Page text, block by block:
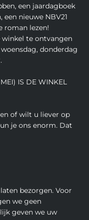
een jaardagboek
nieuwe NBV21
roman lezen!
winkel te ontvangen
donderdag
IS DE WINKEL
of wilt u liever op
je ons enorm. Dat
bezorgen. Voor
we geen
geven we uw